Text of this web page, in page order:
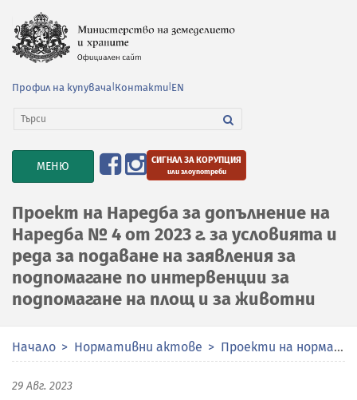
Профил на купувача Контакти EN
TOGGLE
NAVIGATION
МЕНЮ СИГНАЛ ЗА КОРУПЦИЯ
или злоупотреби
Проект на Наредба за допълнение на
Наредба № 4 от 2023 г. за условията и
реда за подаване на заявления за
подпомагане по интервенции за
подпомагане на площ и за животни
Начало Нормативни актове Проекти на нормативни актове
29 Авг. 2023